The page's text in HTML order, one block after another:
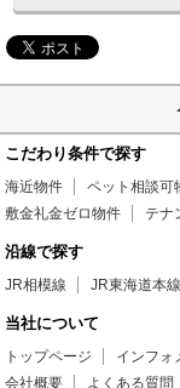
こだわり条件で探す
海近物件 ペット相談可
敷金礼金ゼロ物件
テナ
沿線で探す
JR相模線 JR東海道本線
当社について
トップページ インフォ
会社概要
よくある質問